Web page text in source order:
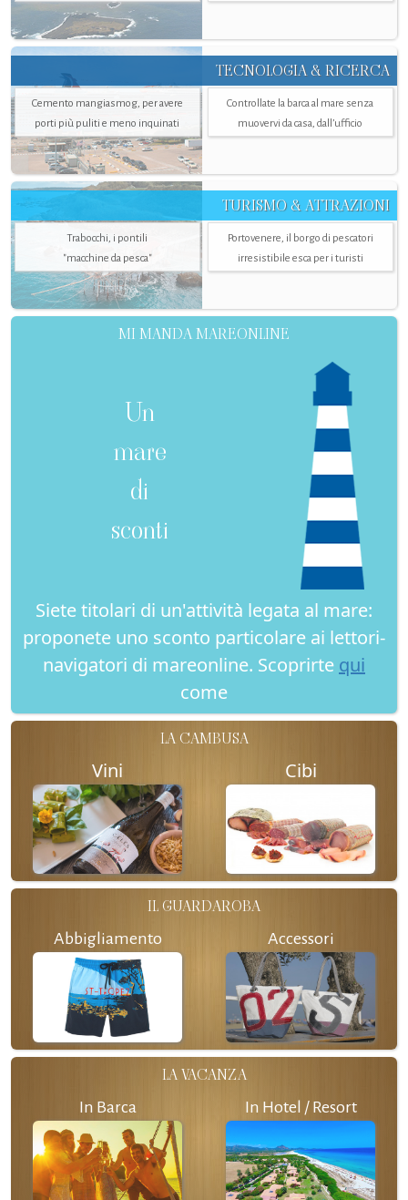
TECNOLOGIA & RICERCA
Cemento mangiasmog, per avere
porti più puliti e meno inquinati
Controllate la barca al mare senza
muovervi da casa, dall’ufficio
TURISMO & ATTRAZIONI
Trabocchi, i pontili
"macchine da pesca"
Portovenere, il borgo di pescatori
irresistibile esca per i turisti
MI MANDA MAREONLINE
Un
mare
di
sconti
Siete titolari di un'attività legata al mare:
proponete uno sconto particolare ai lettori-
navigatori di mareonline. Scoprirte qui
come
LA CAMBUSA
Vini Cibi
IL GUARDAROBA
Abbigliamento Accessori
LA VACANZA
In Barca In Hotel / Resort